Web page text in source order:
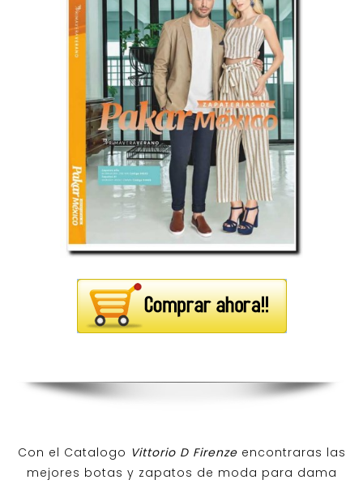
Con el Catalogo Vittorio D Firenzeencontraras las
mejores botas y zapatos de moda para dama